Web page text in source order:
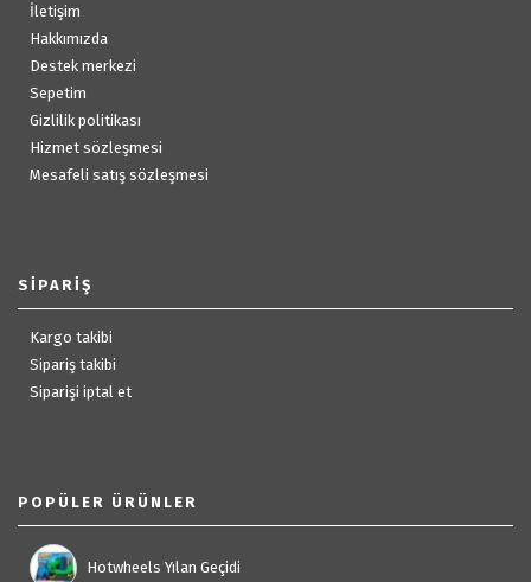
İletişim
Hakkımızda
Destek merkezi
Sepetim
Gizlilik politikası
Hizmet sözleşmesi
Mesafeli satış sözleşmesi
SIPARIŞ
Kargo takibi
Sipariş takibi
Siparişi iptal et
POPÜLER ÜRÜNLER
Hotwheels Yılan Geçidi